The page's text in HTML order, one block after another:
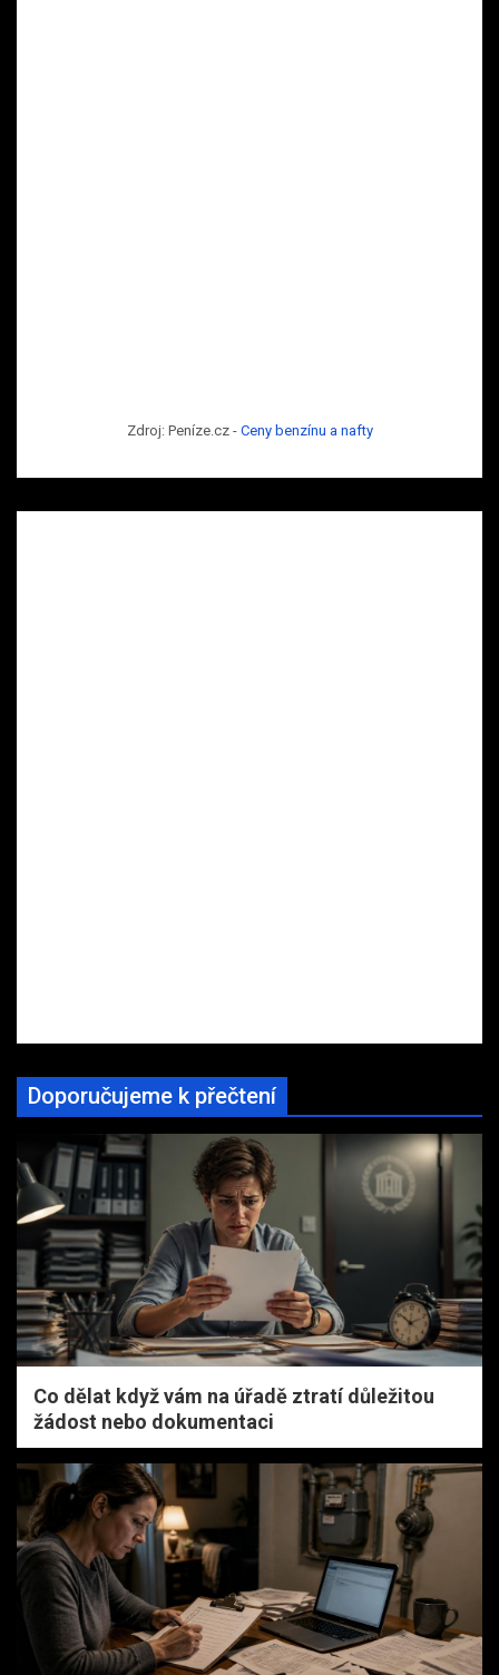
Zdroj: Peníze.cz - Ceny benzínu a nafty
Doporučujeme k přečtení
Co dělat když vám na úřadě ztratí důležitou
žádost nebo dokumentaci